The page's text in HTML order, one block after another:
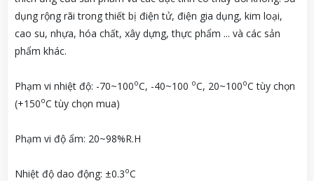
dụng rộng rãi trong thiết bị điện tử, điện gia dụng, kim loại,
cao su, nhựa, hóa chất, xây dựng, thực phẩm ... và các sản
phẩm khác.
Phạm vi nhiệt độ: -70~100oC, -40~100 oC, 20~100oC tùy chọn
(+150oC tùy chọn mua)
Phạm vi độ ẩm: 20~98%R.H
Nhiệt độ dao động: ±0.3oC